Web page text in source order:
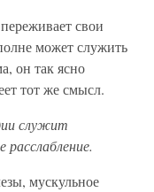
свои
может служить
он так ясно
тот же смысл.
служит
мускульное